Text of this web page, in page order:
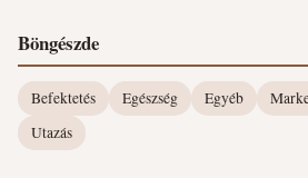
Böngészde
Befektetés Egészség Egyéb
Utazás